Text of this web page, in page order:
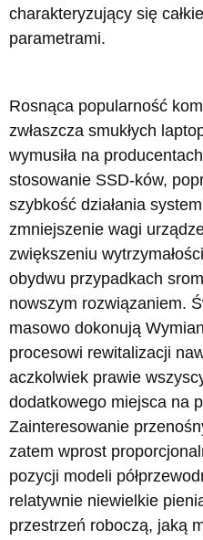
charakteryzujący się
parametrami.
Rosnąca popularność
zwłaszcza smukłych
wymusiła na
stosowanie SSD-ków,
szybkość działania
zmniejszenie wagi
zwiększeniu
obydwu przypadkach
nowszym rozwiązaniem.
masowo dokonują
procesowi rewitalizacji
aczkolwiek prawie
dodatkowego miejsca na
Zainteresowanie
zatem wprost
pozycji modeli
relatywnie niewielkie
przestrzeń roboczą, jaką